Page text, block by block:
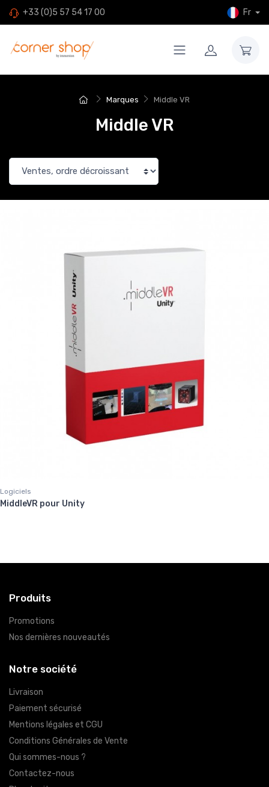
+33 (0)5 57 54 17 00 Fr
Marques Middle VR
Middle VR
Logiciels
MiddleVR pour Unity
Produits
Promotions
Nos dernières nouveautés
Notre société
Livraison
Paiement sécurisé
Mentions légales et CGU
Conditions Générales de Vente
Qui sommes-nous ?
Contactez-nous